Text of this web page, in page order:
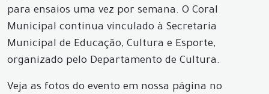
para ensaios uma vez por semana. O Coral
Municipal continua vinculado à Secretaria
Municipal de Educação, Cultura e Esporte,
organizado pelo Departamento de Cultura.
Veja as fotos do evento em nossa página no